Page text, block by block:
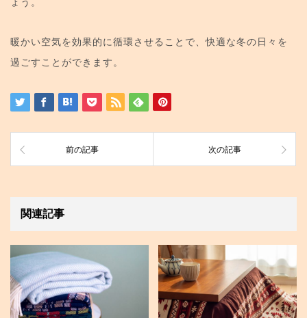
暖かい空気を効果的に循環させることで、快適な冬の日々を
過ごすことができます。
前の記事 次の記事
関連記事